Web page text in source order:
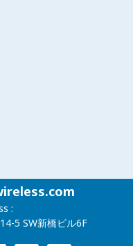
:
5 SW新橋ビル6F